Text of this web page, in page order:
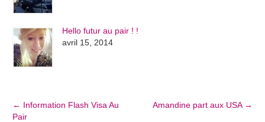
Hello futur au pair ! !
avril 15, 2014
← Information Flash Visa Au
Pair
Amandine part aux USA →